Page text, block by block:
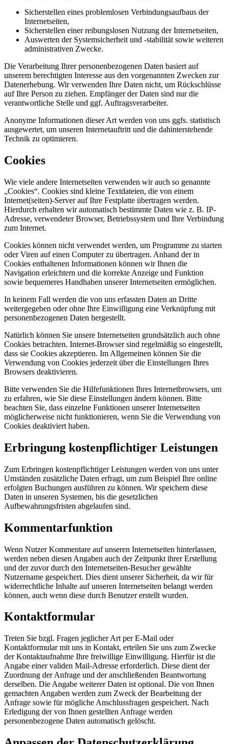
Sicherstellen eines problemlosen Verbindungsaufbaus der
Internetseiten,
Sicherstellen einer reibungslosen Nutzung der Internetseiten,
Auswerten der Systemsicherheit und -stabilität sowie weiteren
administrativen Zwecke.
Die Verarbeitung Ihrer personenbezogenen Daten basiert auf
unserem berechtigten Interesse aus den vorgenannten Zwecken zur
Datenerhebung. Wir verwenden Ihre Daten nicht, um Rückschlüsse
auf Ihre Person zu ziehen. Empfänger der Daten sind nur die
verantwortliche Stelle und ggf. Auftragsverarbeiter.
Anonyme Informationen dieser Art werden von uns ggfs. statistisch
ausgewertet, um unseren Internetauftritt und die dahinterstehende
Technik zu optimieren.
Cookies
Wie viele andere Internetseiten verwenden wir auch so genannte
„Cookies“. Cookies sind kleine Textdateien, die von einem
Internet(seiten)-Server auf Ihre Festplatte übertragen werden.
Hierdurch erhalten wir automatisch bestimmte Daten wie z. B. IP-
Adresse, verwendeter Browser, Betriebssystem und Ihre Verbindung
zum Internet.
Cookies können nicht verwendet werden, um Programme zu starten
oder Viren auf einen Computer zu übertragen. Anhand der in
Cookies enthaltenen Informationen können wir Ihnen die
Navigation erleichtern und die korrekte Anzeige und Funktion
sowie bequemeres Handhaben unserer Internetseiten ermöglichen.
In keinem Fall werden die von uns erfassten Daten an Dritte
weitergegeben oder ohne Ihre Einwilligung eine Verknüpfung mit
personenbezogenen Daten hergestellt.
Natürlich können Sie unsere Internetseiten grundsätzlich auch ohne
Cookies betrachten. Internet-Browser sind regelmäßig so eingestellt,
dass sie Cookies akzeptieren. Im Allgemeinen können Sie die
Verwendung von Cookies jederzeit über die Einstellungen Ihres
Browsers deaktivieren.
Bitte verwenden Sie die Hilfefunktionen Ihres Internetbrowsers, um
zu erfahren, wie Sie diese Einstellungen ändern können. Bitte
beachten Sie, dass einzelne Funktionen unserer Internetseiten
möglicherweise nicht funktionieren, wenn Sie die Verwendung von
Cookies deaktiviert haben.
Erbringung kostenpflichtiger Leistungen
Zum Erbringen kostenpflichtiger Leistungen werden von uns unter
Umständen zusätzliche Daten erfragt, um zum Beispiel Ihre online
erfolgten Buchungen ausführen zu können. Wir speichern diese
Daten in unseren Systemen, bis die gesetzlichen
Aufbewahrungsfristen abgelaufen sind.
Kommentarfunktion
Wenn Nutzer Kommentare auf unseren Internetseiten hinterlassen,
werden neben diesen Angaben auch der Zeitpunkt ihrer Erstellung
und der zuvor durch den Internetseiten-Besucher gewählte
Nutzername gespeichert. Dies dient unserer Sicherheit, da wir für
widerrechtliche Inhalte auf unseren Internetseiten belangt werden
können, auch wenn diese durch Benutzer erstellt wurden.
Kontaktformular
Treten Sie bzgl. Fragen jeglicher Art per E-Mail oder
Kontaktformular mit uns in Kontakt, erteilen Sie uns zum Zwecke
der Kontaktaufnahme Ihre freiwillige Einwilligung. Hierfür ist die
Angabe einer validen Mail-Adresse erforderlich. Diese dient der
Zuordnung der Anfrage und der anschließenden Beantwortung
derselben. Die Angabe weiterer Daten ist optional. Die von Ihnen
gemachten Angaben werden zum Zweck der Bearbeitung der
Anfrage sowie für mögliche Anschlussfragen gespeichert. Nach
Erledigung der von Ihnen gestellten Anfrage werden
personenbezogene Daten automatisch gelöscht.